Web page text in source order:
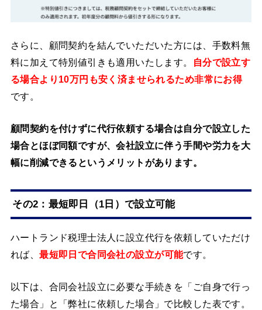
さらに、顧問契約を結んでいただいた方には、手数料無
料に加えて特別値引きも適用いたします。
自分で設立す
る場合より10万円も安く済ませられるため非常にお得
です。
顧問契約を付けずに代行依頼する場合は自分で設立した
場合とほぼ同額ですが、会社設立に伴う手間や労力を大
幅に削減できるというメリットがあります。
その2：最短即日（1日）で設立可能
ハートランド税理士法人に設立代行を依頼していただけ
れば、最短即日で合同会社の設立が可能です。
以下は、合同会社設立に必要な手続きを「ご自身で行っ
た場合」と「弊社に依頼した場合」で比較した表です。